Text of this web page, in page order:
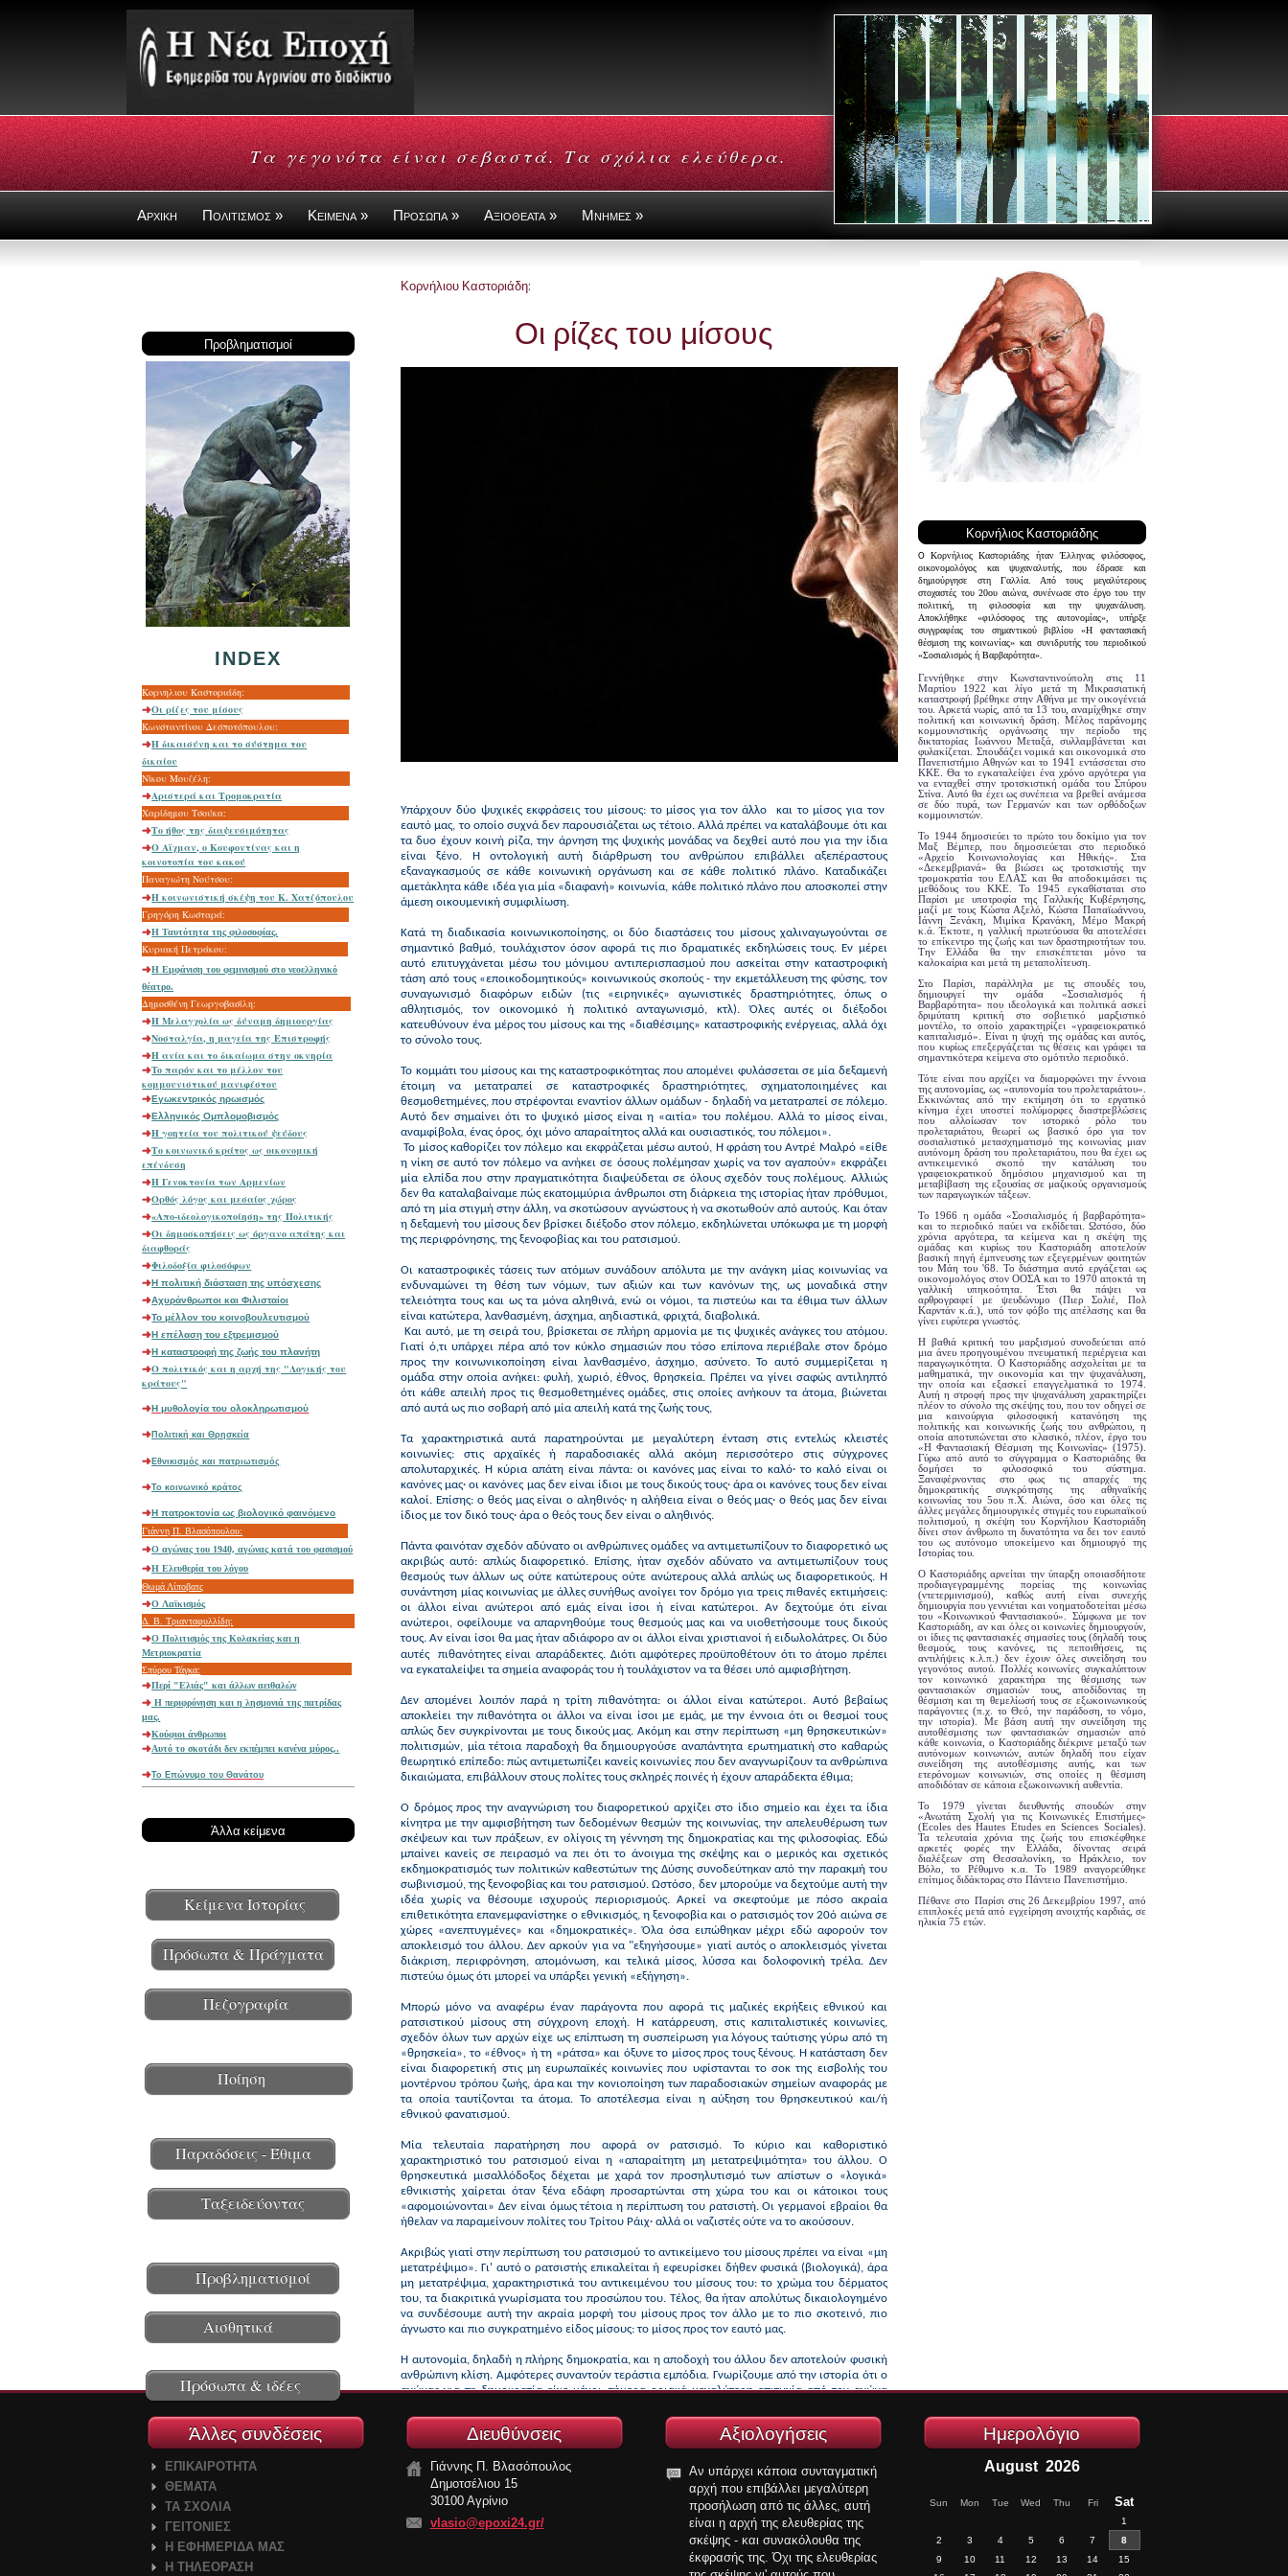
Τα γεγονότα είναι σεβαστά. Τα σχόλια ελεύθερα.
Αρχικη Πολιτισμος » Κειμενα » Προσωπα » Αξιοθεατα » Μνημες »
Προβληματισμοί
INDEX
Κορνηλιου Καστοριάδη:
Οι ρίζες του μίσους
Kωνσταντίνου Δεσποτόπουλου:
Η δικαισύνη και το σύστημα του
δικαίου
Νίκου Μουζέλη:
Αριστερά και Τρομοκρατία
Χαρίδημου Τσούκα:
Το ήθος της διαψευσιμότητας
Ο Αϊχμαν, ο Κουφοντίνας και η
κοινοτοπία του κακού
Παναγιώτη Νούτσου:
Η κοινωνιστική σκέψη του Κ. Χατζόπουλου
Γρηγόρη Κωσταρά:
Η Ταυτότητα της φιλοσοφίας.
Κυριακή Πετράκου:
Η Εμφάνιση του φεμινισμού στο νεοελληνικό
θέατρο.
Δημοσθένη Γεωργοβασίλη:
Η Μελαγχολία ως δύναμη δημιουργίας
Νοσταλγία, η μαγεία της Επιστροφής
Η ανία και το δικαίωμα στην οκνηρία
To παρόν και το μέλλον του
κομμουνιστικού μανιφέστου
Εγωκεντρικός ηρωισμός
Ελληνικός Ομπλομoβισμός
Η γοητεία του πολιτικού ψεύδους
Το κοινωνικό κράτος ως οικονομική
επένδυση
Η Γενοκτονία των Αρμενίων
Ορθός λόγος και μεσαίος χώρος
«Απο-ιδεολογικοποίηση» της Πολιτικής
Οι δημοσκοπήσεις ως όργανο απάτης και
διαφθοράς
Φιλοδοξία φιλοσόφων
H πολιτική διάσταση της υπόσχεσης
Αχυράνθρωποι και Φιλισταίοι
Το μέλλον του κοινοβουλευτισμού
Η επέλαση του εξτρεμισμού
Η καταστροφή της ζωής του πλανήτη
O πολιτικός και η αρχή της "Λογικής του
κράτους"
Η μυθολογία του ολοκληρωτισμού
Πολιτική και Θρησκεία
Εθνικισμός και πατριωτισμός
Το κοινωνικό κράτος
Η πατροκτονία ως βιολογικό φαινόμενο
Γιάννη Π. Βλασόπουλου:
Ο αγώνας του 1940, αγώνας κατά του φασισμού
Η Ελευθερία του λόγου
Θωμά Λίποβατς
O Λαϊκισμός
Δ. Β. Τριανταφυλλίδη:
Ο Πολιτισμός της Κολακείας και η
Μετριοκρατία
Σπύρου Τάγκα:
Περί "Ελιάς" και άλλων αειθαλών
Η περιφρόνηση και η λησμονιά της πατρίδας
μας.
Κούφιοι άνθρωποι
Aυτό το σκοτάδι δεν εκπέμπει κανένα μύρος..
Το Επώνυμο τουΘανάτου
Άλλα κείμενα
Κείμενα Ιστορίας
Πρόσωπα & Πράγματα
Πεζογραφία
Ποίηση
Παραδόσεις - Έθιμα
Ταξειδεύοντας
Προβληματισμοί
Αισθητικά
Πρόσωπα & ιδέες
Κορνήλιου Καστοριάδη:
Οι ρίζες του μίσους
Υπάρχουν δύο ψυχικές εκφράσεις του μίσους: το μίσος για τον άλλο και το μίσος για τον
εαυτό μας, το οποίο συχνά δεν παρουσιάζεται ως τέτοιο. Αλλά πρέπει να καταλάβουμε ότι και
τα δυο έχουν κοινή ρίζα, την άρνηση της ψυχικής μονάδας να δεχθεί αυτό που για την ίδια
είναι ξένο. Η οντολογική αυτή διάρθρωση του ανθρώπου επιβάλλει αξεπέραστους
εξαναγκασμούς σε κάθε κοινωνική οργάνωση και σε κάθε πολιτικό πλάνο. Καταδικάζει
αμετάκλητα κάθε ιδέα για μία «διαφανή» κοινωνία, κάθε πολιτικό πλάνο που αποσκοπεί στην
άμεση οικουμενική συμφιλίωση.
Κατά τη διαδικασία κοινωνικοποίησης, οι δύο διαστάσεις του μίσους χαλιναγωγούνται σε
σημαντικό βαθμό, τουλάχιστον όσον αφορά τις πιο δραματικές εκδηλώσεις τους. Εν μέρει
αυτό επιτυγχάνεται μέσω του μόνιμου αντιπερισπασμού που ασκείται στην καταστροφική
τάση από τους «εποικοδομητικούς» κοινωνικούς σκοπούς - την εκμετάλλευση της φύσης, τον
συναγωνισμό διαφόρων ειδών (τις «ειρηνικές» αγωνιστικές δραστηριότητες, όπως ο
αθλητισμός, τον οικονομικό ή πολιτικό ανταγωνισμό, κτλ). Όλες αυτές οι διέξοδοι
κατευθύνουν ένα μέρος του μίσους και της «διαθέσιμης» καταστροφικής ενέργειας, αλλά όχι
το σύνολο τους.
Το κομμάτι του μίσους και της καταστροφικότητας που απομένει φυλάσσεται σε μία δεξαμενή
έτοιμη να μετατραπεί σε καταστροφικές δραστηριότητες, σχηματοποιημένες και
θεσμοθετημένες, που στρέφονται εναντίον άλλων ομάδων - δηλαδή να μετατραπεί σε πόλεμο.
Αυτό δεν σημαίνει ότι το ψυχικό μίσος είναι η «αιτία» του πολέμου. Αλλά το μίσος είναι,
αναμφίβολα, ένας όρος, όχι μόνο απαραίτητος αλλά και ουσιαστικός, του πόλεμοι».
Το μίσος καθορίζει τον πόλεμο και εκφράζεται μέσω αυτού, Η φράση του Αντρέ Μαλρό «είθε
η νίκη σε αυτό τον πόλεμο να ανήκει σε όσους πολέμησαν χωρίς να τον αγαπούν» εκφράζει
μία ελπίδα που στην πραγματικότητα διαψεύδεται σε όλους σχεδόν τους πολέμους. Αλλιώς
δεν θα καταλαβαίναμε πώς εκατομμύρια άνθρωποι στη διάρκεια της ιστορίας ήταν πρόθυμοι,
από τη μία στιγμή στην άλλη, να σκοτώσουν αγνώστους ή να σκοτωθούν από αυτούς. Και όταν
η δεξαμενή του μίσους δεν βρίσκει διέξοδο στον πόλεμο, εκδηλώνεται υπόκωφα με τη μορφή
της περιφρόνησης, της ξενοφοβίας και του ρατσισμού.
Οι καταστροφικές τάσεις των ατόμων συνάδουν απόλυτα με την ανάγκη μίας κοινωνίας να
ενδυναμώνει τη θέση των νόμων, των αξιών και των κανόνων της, ως μοναδικά στην
τελειότητα τους και ως τα μόνα αληθινά, ενώ οι νόμοι, τα πιστεύω και τα έθιμα των άλλων
είναι κατώτερα, λανθασμένη, άσχημα, αηδιαστικά, φριχτά, διαβολικά.
Και αυτό, με τη σειρά του, βρίσκεται σε πλήρη αρμονία με τις ψυχικές ανάγκες του ατόμου.
Γιατί ό,τι υπάρχει πέρα από τον κύκλο σημασιών που τόσο επίπονα περιέβαλε στον δρόμο
προς την κοινωνικοποίηση είναι λανθασμένο, άσχημο, ασύνετο. Το αυτό συμμερίζεται η
ομάδα στην οποία ανήκει: φυλή, χωριό, έθνος, θρησκεία. Πρέπει να γίνει σαφώς αντιληπτό
ότι κάθε απειλή προς τις θεσμοθετημένες ομάδες, στις οποίες ανήκουν τα άτομα, βιώνεται
από αυτά ως πιο σοβαρή από μία απειλή κατά της ζωής τους,
Τα χαρακτηριστικά αυτά παρατηρούνται με μεγαλύτερη ένταση στις εντελώς κλειστές
κοινωνίες: στις αρχαϊκές ή παραδοσιακές αλλά ακόμη περισσότερο στις σύγχρονες
απολυταρχικές. Η κύρια απάτη είναι πάντα: οι κανόνες μας είναι το καλό· το καλό είναι οι
κανόνες μας· οι κανόνες μας δεν είναι ίδιοι με τους δικούς τους· άρα οι κανόνες τους δεν είναι
καλοί. Επίσης: ο θεός μας είναι ο αληθινός· η αλήθεια είναι ο θεός μας· ο θεός μας δεν είναι
ίδιος με τον δικό τους· άρα ο θεός τους δεν είναι ο αληθινός.
Πάντα φαινόταν σχεδόν αδύνατο οι ανθρώπινες ομάδες να αντιμετωπίζουν το διαφορετικό ως
ακριβώς αυτό: απλώς διαφορετικό. Επίσης, ήταν σχεδόν αδύνατο να αντιμετωπίζουν τους
θεσμούς των άλλων ως ούτε κατώτερους ούτε ανώτερους αλλά απλώς ως διαφορετικούς. Η
συνάντηση μίας κοινωνίας με άλλες συνήθως ανοίγει τον δρόμο για τρεις πιθανές εκτιμήσεις:
οι άλλοι είναι ανώτεροι από εμάς είναι ίσοι ή είναι κατώτεροι. Αν δεχτούμε ότι είναι
ανώτεροι, οφείλουμε να απαρνηθούμε τους θεσμούς μας και να υιοθετήσουμε τους δικούς
τους. Αν είναι ίσοι θα μας ήταν αδιάφορο αν οι άλλοι είναι χριστιανοί ή ειδωλολάτρες. Οι δύο
αυτές πιθανότητες είναι απαράδεκτες. Διότι αμφότερες προϋποθέτουν ότι το άτομο πρέπει
να εγκαταλείψει τα σημεία αναφοράς του ή τουλάχιστον να τα θέσει υπό αμφισβήτηση.
Δεν απομένει λοιπόν παρά η τρίτη πιθανότητα: οι άλλοι είναι κατώτεροι. Αυτό βεβαίως
αποκλείει την πιθανότητα οι άλλοι να είναι ίσοι με εμάς, με την έννοια ότι οι θεσμοί τους
απλώς δεν συγκρίνονται με τους δικούς μας. Ακόμη και στην περίπτωση «μη θρησκευτικών»
πολιτισμών, μία τέτοια παραδοχή θα δημιουργούσε αναπάντητα ερωτηματική στο καθαρώς
θεωρητικό επίπεδο: πώς αντιμετωπίζει κανείς κοινωνίες που δεν αναγνωρίζουν τα ανθρώπινα
δικαιώματα, επιβάλλουν στους πολίτες τους σκληρές ποινές ή έχουν απαράδεκτα έθιμα;
Ο δρόμος προς την αναγνώριση του διαφορετικού αρχίζει στο ίδιο σημείο και έχει τα ίδια
κίνητρα με την αμφισβήτηση των δεδομένων θεσμών της κοινωνίας, την απελευθέρωση των
σκέψεων και των πράξεων, εν ολίγοις τη γέννηση της δημοκρατίας και της φιλοσοφίας. Εδώ
μπαίνει κανείς σε πειρασμό να πει ότι το άνοιγμα της σκέψης και ο μερικός και σχετικός
εκδημοκρατισμός των πολιτικών καθεστώτων της Δύσης συνοδεύτηκαν από την παρακμή του
σωβινισμού, της ξενοφοβίας και του ρατσισμού. Ωστόσο, δεν μπορούμε να δεχτούμε αυτή την
ιδέα χωρίς να θέσουμε ισχυρούς περιορισμούς. Αρκεί να σκεφτούμε με πόσο ακραία
επιθετικότητα επανεμφανίστηκε ο εθνικισμός, η ξενοφοβία και ο ρατσισμός τον 20ό αιώνα σε
χώρες «ανεπτυγμένες» και «δημοκρατικές». Όλα όσα ειπώθηκαν μέχρι εδώ αφορούν τον
αποκλεισμό του άλλου. Δεν αρκούν για να "εξηγήσουμε» γιατί αυτός ο αποκλεισμός γίνεται
διάκριση, περιφρόνηση, απομόνωση, και τελικά μίσος, λύσσα και δολοφονική τρέλα. Δεν
πιστεύω όμως ότι μπορεί να υπάρξει γενική «εξήγηση».
Μπορώ μόνο να αναφέρω έναν παράγοντα που αφορά τις μαζικές εκρήξεις εθνικού και
ρατσιστικού μίσους στη σύγχρονη εποχή. Η κατάρρευση, στις καπιταλιστικές κοινωνίες,
σχεδόν όλων των αρχών είχε ως επίπτωση τη συσπείρωση για λόγους ταύτισης γύρω από τη
«θρησκεία», το «έθνος» ή τη «ράτσα» και όξυνε το μίσος προς τους ξένους. Η κατάσταση δεν
είναι διαφορετική στις μη ευρωπαϊκές κοινωνίες που υφίστανται το σοκ της εισβολής του
μοντέρνου τρόπου ζωής, άρα και την κονιο­ποίηση των παραδοσιακών ση­μείων αναφοράς με
τα οποία ταυτίζονται τα άτομα. Το αποτέλεσμα είναι η αύξηση του θρησκευτικού και/ή
εθνικού φανατισμού.
Μία τελευταία παρατήρηση που αφορά ον ρατσισμό. Το κύριο και καθοριστικό
χαρακτηριστικό του ρατσισμού είναι η «απαραίτητη μη μετατρεψιμότητα» του άλλου. Ο
θρησκευτικά μισαλλόδοξος δέχεται με χαρά τον προσηλυτισμό των απίστων ο «λογικά»
εθνικιστής χαίρεται όταν ξένα εδάφη προσαρτώνται στη χώρα του και οι κάτοικοι τους
«αφομοιώνονται» Δεν είναι όμως τέτοια η περίπτωση του ρατσιστή. Οι γερμανοί εβραίοι θα
ήθελαν να παραμείνουν πολίτες του Τρίτου Ράιχ· αλλά οι ναζιστές ούτε να το ακούσουν.
Ακριβώς γιατί στην περίπτωση του ρατσισμού το αντικείμενο του μίσους πρέπει να είναι «μη
μετατρέψιμο». Γι' αυτό ο ρατσιστής επικαλείται ή εφευρίσκει δήθεν φυσικά (βιολογικά), άρα
μη μετατρέψιμα, χαρακτηριστικά του αντικειμένου του μίσους του: το χρώμα του δέρματος
του, τα διακριτικά γνωρίσματα του προσώπου του. Τέλος, θα ήταν απολύτως δικαιολογημένο
να συνδέσουμε αυτή την ακραία μορφή του μίσους προς τον άλλο με το πιο σκοτεινό, πιο
άγνωστο και πιο συγκρατημένο είδος μίσους: το μίσος προς τον εαυτό μας.
Η αυτονομία, δηλαδή η πλήρης δημοκρατία, και η αποδοχή του άλλου δεν αποτελούν φυσική
ανθρώπινη κλίση. Αμφότερες συναντούν τεράστια εμπόδια. Γνωρίζουμε από την ιστορία ότι ο
αγώνας για τη δημοκρατία είχε μέχρι σήμερα οριακά μεγαλύτερη επιτυχία από τον αγώνα
στο μοναδικό πολιτικό πλάνο που χρήζει υπεράσπισης, το πλάνο της οικουμενικής
ελευθερίας, ο μοναδικός ανοικτός δρόμος είναι η συνέχιση του αγώνα κόντρα στο ρεύμα.
Κορνήλιος Καστοριάδης
O Κορνήλιος Καστοριάδης ήταν Έλληνας φιλόσοφος,
οικονομολόγος και ψυχαναλυτής, που έδρασε και
δημιούργησε στη Γαλλία. Από τους μεγαλύτερους
στοχαστές του 20ου αιώνα, συνένωσε στο έργο του την
πολιτική, τη φιλοσοφία και την ψυχανάλυση.
Αποκλήθηκε «φιλόσοφος της αυτονομίας», υπήρξε
συγγραφέας του σημαντικού βιβλίου «Η φαντασιακή
θέσμιση της κοινωνίας» και συνιδρυτής του περιοδικού
«Σοσιαλισμός ή Βαρβαρότητα».
Γεννήθηκε στην Κωνσταντινούπολη στις 11
Μαρτίου 1922 και λίγο μετά τη Μικρασιατική
καταστροφή βρέθηκε στην Αθήνα με την οικογένειά
του. Αρκετά νωρίς, από τα 13 του, αναμίχθηκε στην
πολιτική και κοινωνική δράση. Μέλος παράνομης
κομμουνιστικής οργάνωσης την περίοδο της
δικτατορίας Ιωάννου Μεταξά, συλλαμβάνεται και
φυλακίζεται. Σπουδάζει νομικά και οικονομικά στο
Πανεπιστήμιο Αθηνών και το 1941 εντάσσεται στο
ΚΚΕ. Θα το εγκαταλείψει ένα χρόνο αργότερα για
να ενταχθεί στην τροτσκιστική ομάδα του Σπύρου
Στίνα. Αυτό θα έχει ως συνέπεια να βρεθεί ανάμεσα
σε δύο πυρά, των Γερμανών και των ορθόδοξων
κομμουνιστών.
Το 1944 δημοσιεύει το πρώτο του δοκίμιο για τον
Μαξ Βέμπερ, που δημοσιεύεται στο περιοδικό
«Αρχείο Κοινωνιολογίας και Ηθικής». Στα
«Δεκεμβριανά» θα βιώσει ως τροτσκιστής την
τρομοκρατία του ΕΛΑΣ και θα αποδοκιμάσει τις
μεθόδους του ΚΚΕ. Το 1945 εγκαθίσταται στο
Παρίσι με υποτροφία της Γαλλικής Κυβέρνησης,
μαζί με τους Κώστα Αξελό, Κώστα Παπαϊωάννου,
Ιάννη Ξενάκη, Μιμίκα Κρανάκη, Μέμο Μακρή
κ.ά. Έκτοτε, η γαλλική πρωτεύουσα θα αποτελέσει
το επίκεντρο της ζωής και των δραστηριοτήτων του.
Την Ελλάδα θα την επισκέπτεται μόνο τα
καλοκαίρια και μετά τη μεταπολίτευση.
Στο Παρίσι, παράλληλα με τις σπουδές του,
δημιουργεί την ομάδα «Σοσιαλισμός ή
Βαρβαρότητα» που ιδεολογικά και πολιτικά ασκεί
δριμύτατη κριτική στο σοβιετικό μαρξιστικό
μοντέλο, το οποίο χαρακτηρίζει «γραφειοκρατικό
καπιταλισμό». Είναι η ψυχή της ομάδας και αυτός,
που κυρίως επεξεργάζεται τις θέσεις και γράφει τα
σημαντικότερα κείμενα στο ομότιτλο περιοδικό.
Τότε είναι που αρχίζει να διαμορφώνει την έννοια
της αυτονομίας, ως «αυτονομία του προλεταριάτου».
Εκκινώντας από την εκτίμηση ότι το εργατικό
κίνημα έχει υποστεί πολύμορφες διαστρεβλώσεις
που αλλοίωσαν τον ιστορικό ρόλο του
προλεταριάτου, θεωρεί ως βασικό όρο για τον
σοσιαλιστικό μετασχηματισμό της κοινωνίας μιαν
αυτόνομη δράση του προλεταριάτου, που θα έχει ως
αντικειμενικό σκοπό την κατάλυση του
γραφειοκρατικού δημόσιου μηχανισμού και τη
μεταβίβαση της εξουσίας σε μαζικούς οργανισμούς
των παραγωγικών τάξεων.
Το 1966 η ομάδα «Σοσιαλισμός ή βαρβαρότητα»
και το περιοδικό παύει να εκδίδεται. Ωστόσο, δύο
χρόνια αργότερα, τα κείμενα και η σκέψη της
ομάδας και κυρίως του Καστοριάδη αποτελούν
βασική πηγή έμπνευσης των εξεγερμένων φοιτητών
του Μάη του '68. Το διάστημα αυτό εργάζεται ως
οικονομολόγος στον ΟΟΣΑ και το 1970 αποκτά τη
γαλλική υπηκοότητα. Έτσι θα πάψει να
αρθρογραφεί με ψευδώνυμο (Πιερ Σολιέ, Πολ
Καρντάν κ.ά.), υπό τον φόβο της απέλασης και θα
γίνει ευρύτερα γνωστός.
Η βαθιά κριτική του μαρξισμού συνοδεύεται από
μια άνευ προηγουμένου πνευματική περιέργεια και
παραγωγικότητα. Ο Καστοριάδης ασχολείται με τα
μαθηματικά, την οικονομία και την ψυχανάλυση,
την οποία και εξασκεί επαγγελματικά το 1974.
Αυτή η στροφή προς την ψυχανάλυση χαρακτηρίζει
πλέον το σύνολο της σκέψης του, που τον οδηγεί σε
μια καινούργια φιλοσοφική κατανόηση της
πολιτικής και κοινωνικής ζωής του ανθρώπου, η
οποία αποτυπώνεται στο κλασικό, πλέον, έργο του
«Η Φαντασιακή Θέσμιση της Κοινωνίας» (1975).
Γύρω από αυτό το σύγγραμμα ο Καστοριάδης θα
δομήσει το φιλοσοφικό του σύστημα.
Ξαναφέρνοντας στο φως τις απαρχές της
δημοκρατικής συγκρότησης της αθηναϊκής
κοινωνίας του 5ου π.Χ. Αιώνα, όσο και όλες τις
άλλες μεγάλες δημιουργικές στιγμές του ευρωπαϊκού
πολιτισμού, η σκέψη του Κορνήλιου Καστοριάδη
δίνει στον άνθρωπο τη δυνατότητα να δει τον εαυτό
του ως αυτόνομο υποκείμενο και δημιουργό της
Ιστορίας του.
Ο Καστοριάδης αρνείται την ύπαρξη οποιασδήποτε
προδιαγεγραμμένης πορείας της κοινωνίας
(ντετερμινισμού), καθώς αυτή είναι συνεχής
δημιουργία που γεννιέται και νοηματοδοτείται μέσω
του «Κοινωνικού Φαντασιακού». Σύμφωνα με τον
Καστοριάδη, αν και όλες οι κοινωνίες δημιουργούν,
οι ίδιες τις φαντασιακές σημασίες τους (δηλαδή τους
θεσμούς, τους κανόνες, τις πεποιθήσεις, τις
αντιλήψεις κ.λ.π.) δεν έχουν όλες συνείδηση του
γεγονότος αυτού. Πολλές κοινωνίες συγκαλύπτουν
τον κοινωνικό χαρακτήρα της θέσμισης των
φαντασιακών σημασιών τους, αποδίδοντας τη
θέσμιση και τη θεμελίωσή τους σε εξωκοινωνικούς
παράγοντες (π.χ. το Θεό, την παράδοση, το νόμο,
την ιστορία). Με βάση αυτή την συνείδηση της
αυτοθέσμισης των φαντασιακών σημασιών από
κάθε κοινωνία, ο Καστοριάδης διέκρινε μεταξύ των
αυτόνομων κοινωνιών, αυτών δηλαδή που είχαν
συνείδηση της αυτοθέσμισης αυτής, και των
ετερόνομων κοινωνιών, στις οποίες η θέσμιση
αποδιδόταν σε κάποια εξωκοινωνική αυθεντία.
Το 1979 γίνεται διευθυντής σπουδών στην
«Ανωτάτη Σχολή για τις Κοινωνικές Επιστήμες»
(Ecoles des Hautes Etudes en Sciences Sociales).
Τα τελευταία χρόνια της ζωής του επισκέφθηκε
αρκετές φορές την Ελλάδα, δίνοντας σειρά
διαλέξεων στη Θεσσαλονίκη, το Ηράκλειο, τον
Βόλο, το Ρέθυμνο κ.α. Το 1989 αναγορεύθηκε
επίτιμος διδάκτορας στο Πάντειο Πανεπιστήμιο.
Πέθανε στο Παρίσι στις 26 Δεκεμβρίου 1997, από
επιπλοκές μετά από εγχείρηση ανοιχτής καρδιάς, σε
ηλικία 75 ετών.
Άλλες συνδέσεις
ΕΠΙΚΑΙΡΟΤΗΤΑ
ΘΕΜΑΤΑ
ΤΑ ΣΧΟΛΙΑ
ΓΕΙΤΟΝΙΕΣ
Η ΕΦΗΜΕΡΙΔΑ ΜΑΣ
Η ΤΗΛΕΟΡΑΣΗ
Διευθύνσεις
Γιάννης Π. Βλασόπουλος
Δημοτσέλιου 15
30100 Αγρίνιο
vlasio@epoxi24.gr/
Αξιολογήσεις
Αν υπάρχει κάποια συνταγματική
αρχή που επιβάλλει μεγαλύτερη
προσήλωση από τις άλλες, αυτή
είναι η αρχή της ελευθερίας της
σκέψης - και συνακόλουθα της
έκφρασής της. Όχι της ελευθερίας
Ημερολόγιο
August 2026
Sun Mon Tue Wed Thu Fri Sat
1
2
3 4 5 6 7
8
9
10 11 12 13 14
15